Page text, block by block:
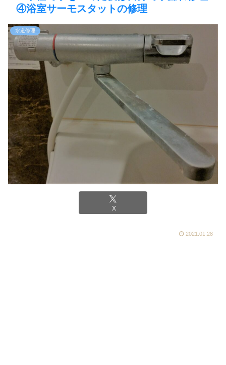
④浴室サーモスタットの修理
水道修理
X
2021.01.28